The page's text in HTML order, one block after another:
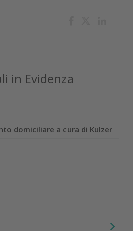
in Evidenza
domiciliare a cura di Kulzer